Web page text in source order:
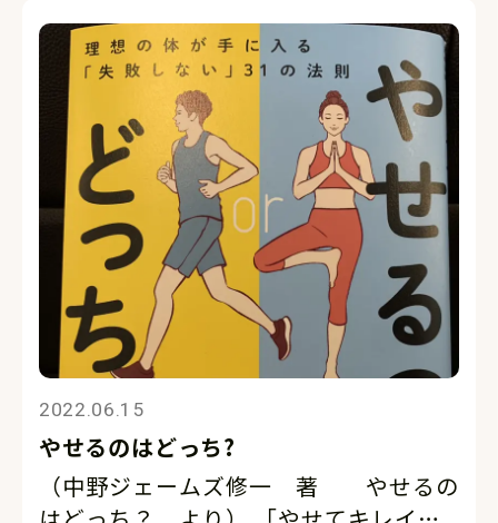
2022.06.15
やせるのはどっち?
（中野ジェームズ修一 著 やせるの